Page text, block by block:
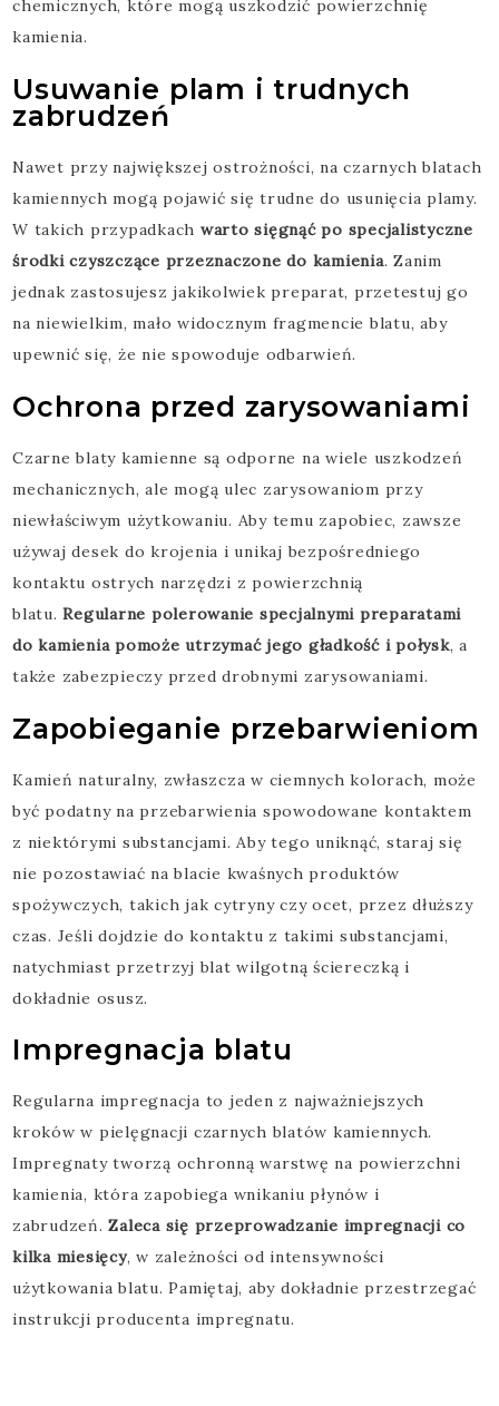
chemicznych, które mogą uszkodzić powierzchnię
kamienia.
Usuwanie plam i trudnych
zabrudzeń
Nawet przy największej ostrożności, na czarnych blatach
kamiennych mogą pojawić się trudne do usunięcia plamy.
W takich przypadkach warto sięgnąć po specjalistyczne
środki czyszczące przeznaczone do kamienia. Zanim
jednak zastosujesz jakikolwiek preparat, przetestuj go
na niewielkim, mało widocznym fragmencie blatu, aby
upewnić się, że nie spowoduje odbarwień.
Ochrona przed zarysowaniami
Czarne blaty kamienne są odporne na wiele uszkodzeń
mechanicznych, ale mogą ulec zarysowaniom przy
niewłaściwym użytkowaniu. Aby temu zapobiec, zawsze
używaj desek do krojenia i unikaj bezpośredniego
kontaktu ostrych narzędzi z powierzchnią
blatu. Regularne polerowanie specjalnymi preparatami
do kamienia pomoże utrzymać jego gładkość i połysk, a
także zabezpieczy przed drobnymi zarysowaniami.
Zapobieganie przebarwieniom
Kamień naturalny, zwłaszcza w ciemnych kolorach, może
być podatny na przebarwienia spowodowane kontaktem
z niektórymi substancjami. Aby tego uniknąć, staraj się
nie pozostawiać na blacie kwaśnych produktów
spożywczych, takich jak cytryny czy ocet, przez dłuższy
czas. Jeśli dojdzie do kontaktu z takimi substancjami,
natychmiast przetrzyj blat wilgotną ściereczką i
dokładnie osusz.
Impregnacja blatu
Regularna impregnacja to jeden z najważniejszych
kroków w pielęgnacji czarnych blatów kamiennych.
Impregnaty tworzą ochronną warstwę na powierzchni
kamienia, która zapobiega wnikaniu płynów i
zabrudzeń.Zaleca się przeprowadzanie impregnacji co
kilka miesięcy, w zależności od intensywności
użytkowania blatu. Pamiętaj, aby dokładnie przestrzegać
instrukcji producenta impregnatu.